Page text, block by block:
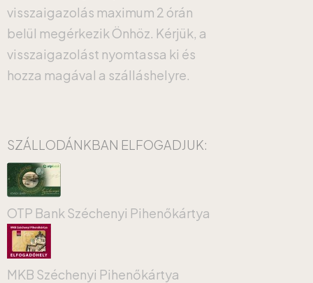
visszaigazolás maximum 2 órán
belül megérkezik Önhöz. Kérjük, a
visszaigazolást nyomtassa ki és
hozza magával a szálláshelyre.
SZÁLLODÁNKBAN ELFOGADJUK:
OTP Bank Széchenyi Pihenőkártya
MKB Széchenyi Pihenőkártya